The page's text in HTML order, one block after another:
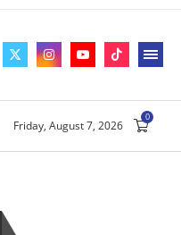
Friday, August 7, 2026
0